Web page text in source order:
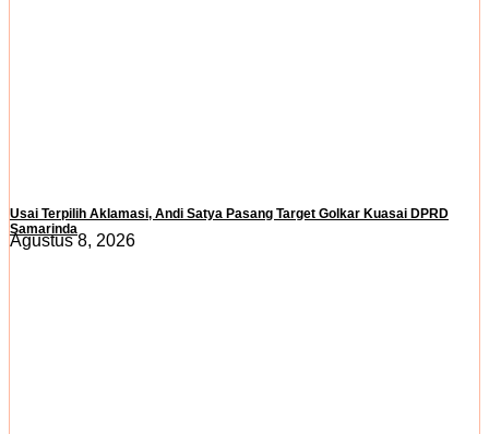
Usai Terpilih Aklamasi, Andi Satya Pasang Target Golkar Kuasai DPRD
Samarinda
Agustus 8, 2026